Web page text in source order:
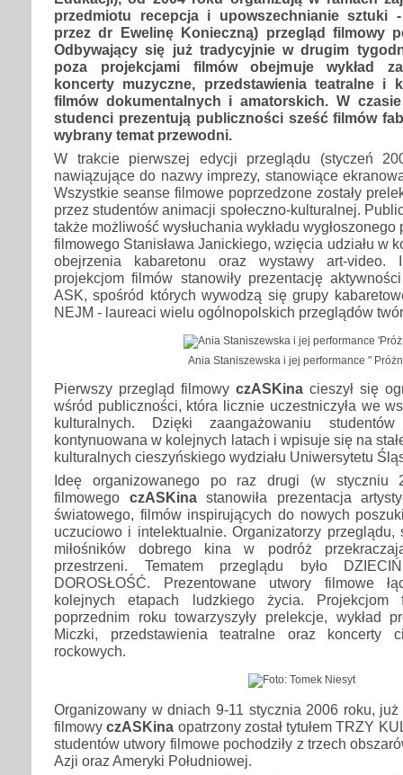
przedmiotu recepcja i upowszechnianie sztuki
przez dr Ewelinę Konieczną) przegląd filmowy
Odbywający się już tradycyjnie w drugim
poza projekcjami filmów obejmuje wykład
koncerty muzyczne, przedstawienia teatralne i
filmów dokumentalnych i amatorskich. W
studenci prezentują publiczności sześć filmów
wybrany temat przewodni.
W trakcie pierwszej edycji przeglądu (styczeń
nawiązujące do nazwy imprezy, stanowiące
Wszystkie seanse filmowe poprzedzone zostały
przez studentów animacji społeczno-kulturalnej.
także możliwość wysłuchania wykładu
filmowego Stanisława Janickiego, wzięcia udziału w
obejrzenia kabaretonu oraz wystawy art-video.
projekcjom filmów stanowiły prezentację
ASK, spośród których wywodzą się grupy
NEJM - laureaci wielu ogólnopolskich przeglądów
Ania Staniszewska i jej performance "
Pierwszy przegląd filmowy czASKina cieszył się
wśród publiczności, która licznie uczestniczyła we
kulturalnych. Dzięki zaangażowaniu
kontynuowana w kolejnych latach i wpisuje się na
kulturalnych cieszyńskiego wydziału Uniwersytetu
Ideę organizowanego po raz drugi (w styczniu
filmowego czASKinastanowiła prezentacja
światowego, filmów inspirujących do nowych
uczuciowo i intelektualnie. Organizatorzy przeglądu,
miłośników dobrego kina w podróż
przestrzeni. Tematem przeglądu było
DOROSŁOŚĆ. Prezentowane utwory filmowe
kolejnych etapach ludzkiego życia.
poprzednim roku towarzyszyły prelekcje, wykład
Miczki, przedstawienia teatralne oraz koncerty
rockowych.
Organizowany w dniach 9-11 stycznia 2006 roku,
filmowyczASKina opatrzony został tytułem TRZY
studentów utwory filmowe pochodziły z trzech
Azji oraz Ameryki Południowej.